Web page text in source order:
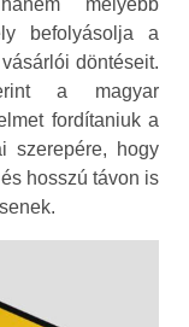
mélyebb
befolyásolja a
döntéseit.
a magyar
fordítaniuk a
szerepére, hogy
hosszú távon is